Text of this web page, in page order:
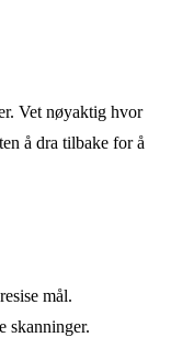
Vet nøyaktig hvor
å dra tilbake for å
mål.
skanninger.